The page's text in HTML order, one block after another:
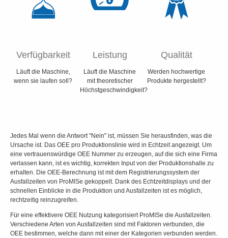
Verfügbarkeit
Läuft die Maschine,
wenn sie laufen soll?
Leistung
Läuft die Maschine
mit theoretischer
Höchstgeschwindigkeit?
Qualität
Werden hochwertige
Produkte hergestellt?
Jedes Mal wenn die Antwort "Nein" ist, müssen Sie herausfinden, was die
Ursache ist. Das OEE pro Produktionslinie wird in Echtzeit angezeigt. Um
eine vertrauenswürdige OEE Nummer zu erzeugen, auf die sich eine Firma
verlassen kann, ist es wichtig, korrekten Input von der Produktionshalle zu
erhalten. Die OEE-Berechnung ist mit dem Registrierungssystem der
Ausfallzeiten von ProMISe gekoppelt. Dank des Echtzeitdisplays und der
schnellen Einblicke in die Produktion und Ausfallzeiten ist es möglich,
rechtzeitig reinzugreifen.
Für eine effektivere OEE Nutzung kategorisiert ProMISe die Ausfallzeiten.
Verschiedene Arten von Ausfallzeiten sind mit Faktoren verbunden, die
OEE bestimmen, welche dann mit einer der Kategorien verbunden werden.